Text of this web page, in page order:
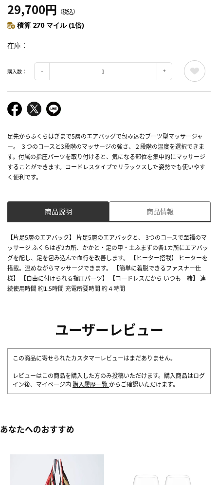
29,700円 （税込）
積算 270 マイル (1倍)
在庫
購入数：
足先からふくらはぎまで5層のエアバッグで包み込むブーツ型マッサージャ
ー。 ３つのコースと3段階のマッサージの強さ、２段階の温度を選択できま
す。付属の指圧パーツを取り付けると、気になる部位を集中的にマッサージ
することができます。コードレスタイプでリラックスした姿勢でも使いやす
く便利です。
商品説明 商品情報
【片足5層のエアバック】 片足5層のエアバックと、 3つのコースで至福のマ
ッサージ ふくらはぎ2カ所、かかと・足の甲・土ふまずの各1カ所にエアバッ
グを配し、足を包み込んで血行を改善します。 【ヒーター搭載】 ヒーターを
搭載。温めながらマッサージできます。 【簡単に着脱できるファスナー仕
様】 【自由に付けられる指圧パーツ】 【コードレスだから いつも一緒】 連
続使用時間 約1.5時間 充電所要時間 約４時間
ユーザーレビュー
この商品に寄せられたカスタマーレビューはまだありません。
レビューはこの商品を購入した方のみ投稿いただけます。購入商品はログ
イン後、マイページ内 購入履歴一覧 からご確認いただけます。
あなたへのおすすめ